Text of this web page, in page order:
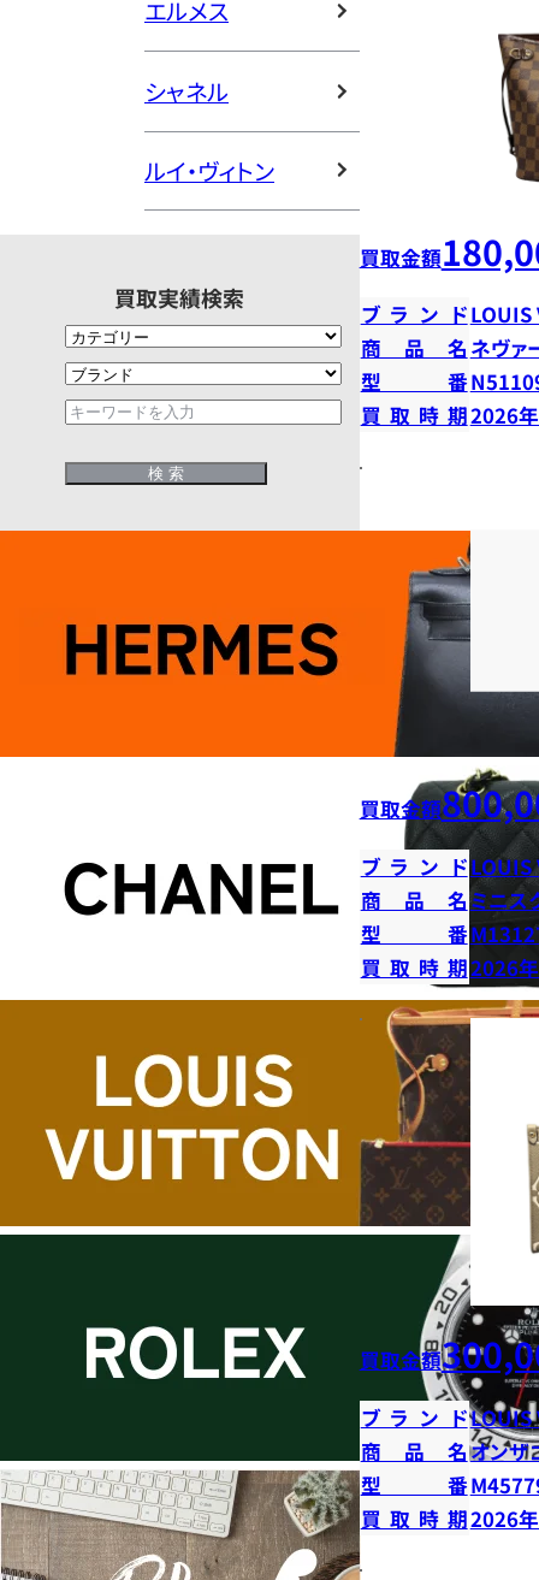
エルメス
シャネル
ルイ・ヴィトン
買取実績検索
買取金額
ブランドLOUIS
商品名 ネヴァ
型番
買取時期2026
買取金額
ブランドLOUIS
商品名ミニス
型番
買取時期2026
買取金額
ブランドLOUIS
商品名オンザ
型番
買取時期2026